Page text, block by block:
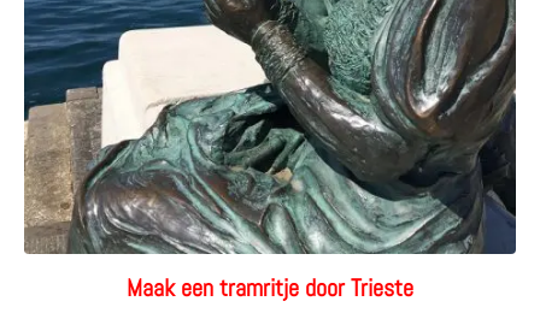
Maak een tramritje door Trieste